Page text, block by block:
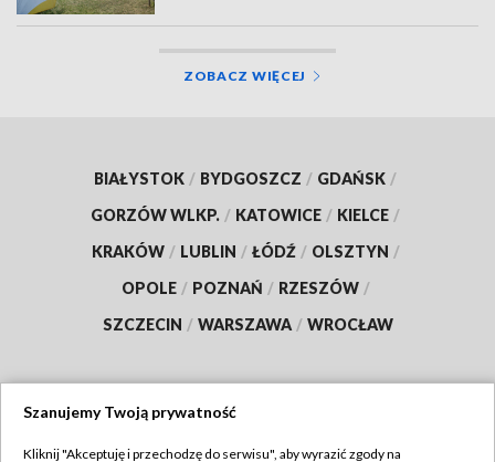
ZOBACZ WIĘCEJ
BIAŁYSTOK / BYDGOSZCZ / GDAŃSK /
GORZÓW WLKP. / KATOWICE / KIELCE /
KRAKÓW / LUBLIN / ŁÓDŹ / OLSZTYN /
OPOLE / POZNAŃ / RZESZÓW /
SZCZECIN / WARSZAWA / WROCŁAW
Szanujemy Twoją prywatność
Kliknij "Akceptuję i przechodzę do serwisu", aby wyrazić zgody na